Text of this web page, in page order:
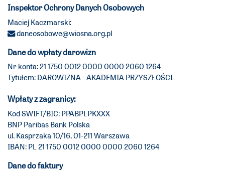
Inspektor Ochrony Danych Osobowych
Maciej Kaczmarski:
daneosobowe@wiosna.org.pl
Dane do wpłaty darowizn
Nr konta: 21 1750 0012 0000 0000 2060 1264
Tytułem: DAROWIZNA - AKADEMIA PRZYSZŁOŚCI
Wpłaty z zagranicy:
Kod SWIFT/BIC: PPABPLPKXXX
BNP Paribas Bank Polska
ul. Kasprzaka 10/16, 01-211 Warszawa
IBAN: PL 21 1750 0012 0000 0000 2060 1264
Dane do faktury